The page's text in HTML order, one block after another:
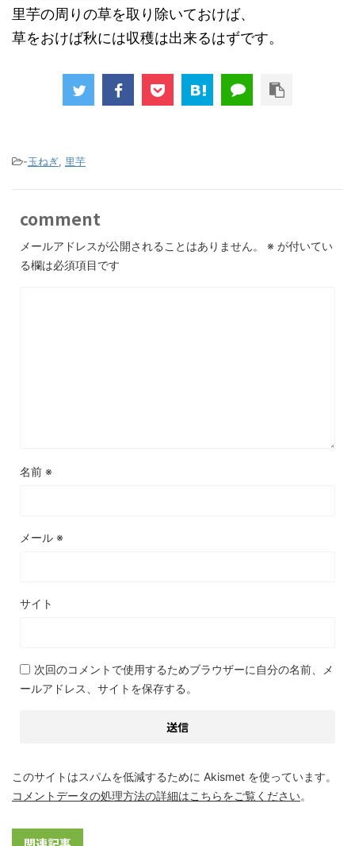
里芋の周りの草を取り除いておけば、
草をおけば秋には収穫は出来るはずです。
-玉ねぎ, 里芋
comment
メールアドレスが公開されることはありません。 ※ が付いてい
る欄は必須項目です
名前 ※
メール ※
サイト
次回のコメントで使用するためブラウザーに自分の名前、メ
ールアドレス、サイトを保存する。
このサイトはスパムを低減するために Akismet を使っています。
コメントデータの処理方法の詳細はこちらをご覧ください。